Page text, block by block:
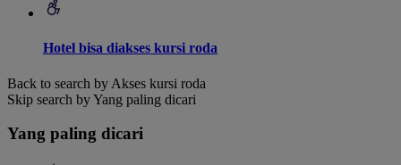
Hotel bisa diakses kursi roda
Back to search by Akses kursi roda
Skip search by Yang paling dicari
Yang paling dicari